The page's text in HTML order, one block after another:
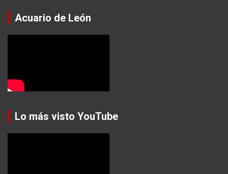
Acuario de León
Lo más visto YouTube